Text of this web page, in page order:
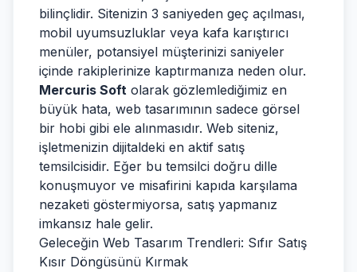
bilinçlidir. Sitenizin 3 saniyeden geç açılması,
mobil uyumsuzluklar veya kafa karıştırıcı
menüler, potansiyel müşterinizi saniyeler
içinde rakiplerinize kaptırmanıza neden olur.
Mercuris Soft olarak gözlemlediğimiz en
büyük hata, web tasarımının sadece görsel
bir hobi gibi ele alınmasıdır. Web siteniz,
işletmenizin dijitaldeki en aktif satış
temsilcisidir. Eğer bu temsilci doğru dille
konuşmuyor ve misafirini kapıda karşılama
nezaketi göstermiyorsa, satış yapmanız
imkansız hale gelir.
Geleceğin Web Tasarım Trendleri: Sıfır Satış
Kısır Döngüsünü Kırmak